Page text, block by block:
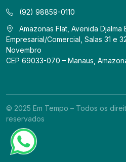
(92) 98859-0110
Amazonas Flat, Avenida
Empresarial/Comercial, Salas 31 e
Novembro
CEP 69033-070 – Manaus,
© 2025 Em Tempo – Todos os
reservados